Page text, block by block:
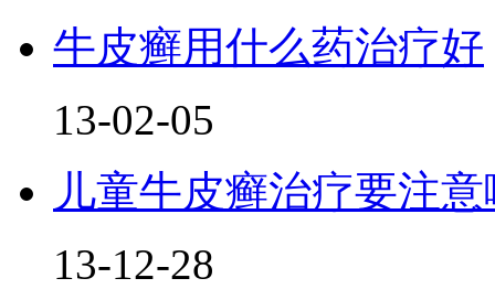
牛皮癣用什么药治疗好
13-02-05
儿童牛皮癣治疗要注
13-12-28